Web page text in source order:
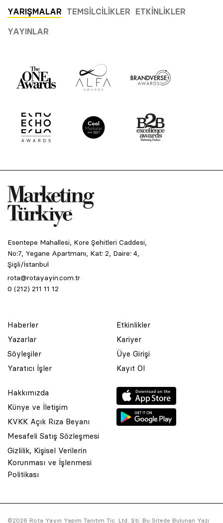
YARIŞMALAR TEMSILCILIKLER ETKINLIKLER
YAYINLAR
Esentepe Mahallesi, Kore Şehitleri Caddesi,
No:7, Yegane Apartmanı, Kat: 2, Daire: 4,
Şişli/İstanbul
rota@rotayayin.com.tr
0 (212) 211 11 12
Haberler
Yazarlar
Söyleşiler
Yaratıcı İşler
Etkinlikler
Kariyer
Üye Girişi
Kayıt Ol
Hakkımızda
Künye ve İletişim
KVKK Açık Rıza Beyanı
Mesafeli Satış Sözleşmesi
Gizlilik, Kişisel Verilerin
Korunması ve İşlenmesi
Politikası
©2026 Rota Yayın Yapım Tanıtım Tic. Ltd. Şti. Bu Sitede Bulunan Yazı
© 2001 Rota Yayın Yapım Tanıtım Tic. Ltd. Şti. Bu Sitede Bulunan
Asquared WordPress Agencytarafından tasarlanmış ve